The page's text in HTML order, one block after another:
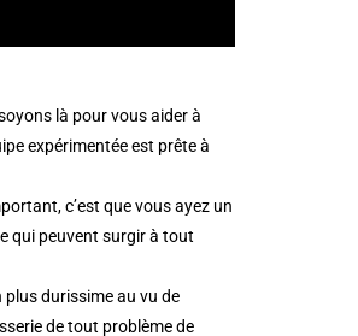
là pour vous aider à
expérimentée est prête à
c’est que vous ayez un
qui peuvent surgir à tout
plus durissime au vu de
de tout problème de